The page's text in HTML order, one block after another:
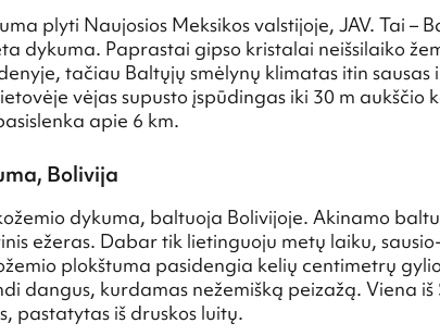
plyti Naujosios Meksikos valstijoje, JAV. Tai –
dykuma. Paprastai gipso kristalai neišsilaiko
tačiau Baltųjų smėlynų klimatas itin sausas
vėjas supusto įspūdingas iki 30 m aukščio
apie 6 km.
Bolivija
dykuma, baltuoja Bolivijoje. Akinamo
ežeras. Dabar tik lietinguoju metų laiku,
plokštuma pasidengia kelių centimetrų
dangus, kurdamas nežemišką peizažą. Viena
pastatytas iš druskos luitų.